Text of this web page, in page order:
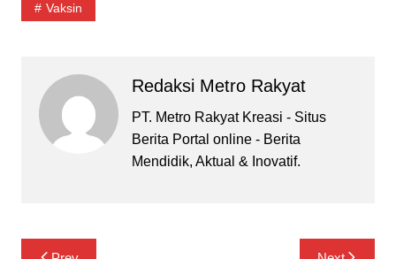
Vaksin
Redaksi Metro Rakyat
PT. Metro Rakyat Kreasi - Situs
Berita Portal online - Berita
Mendidik, Aktual & Inovatif.
Navigasi